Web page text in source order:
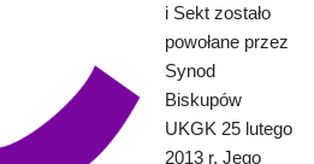
i Sekt zostało
powołane przez
Synod
Biskupów
UKGK 25 lutego
2013 r. Jego